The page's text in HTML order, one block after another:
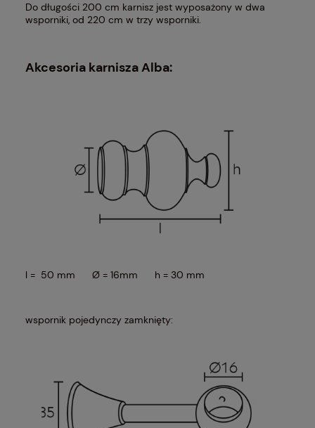
Do długości 200 cm karnisz jest wyposażony w dwa
wsporniki, od 220 cm w trzy wsporniki.
Akcesoria karnisza Alba:
l = 50 mm Ø = 16mm h = 30 mm
wspornik pojedynczy zamknięty: